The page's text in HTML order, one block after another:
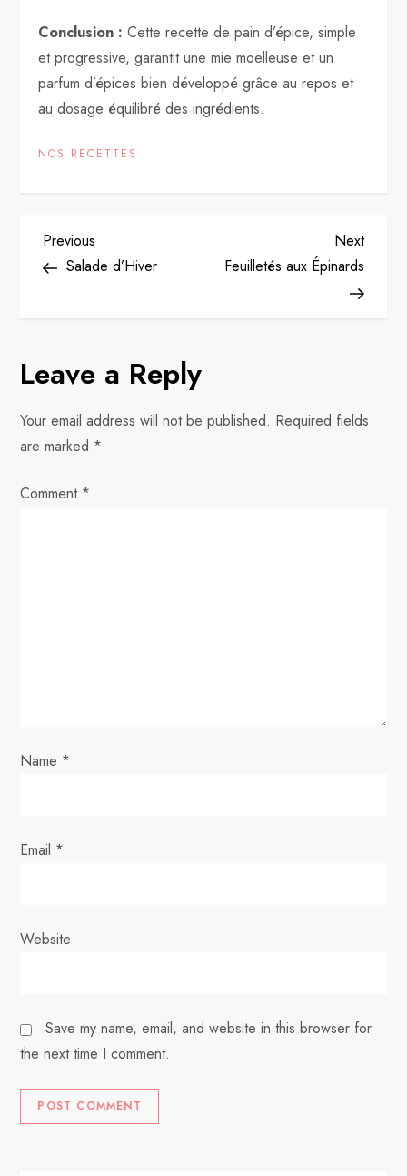
Conclusion : Cette recette de pain d’épice, simple
et progressive, garantit une mie moelleuse et un
parfum d’épices bien développé grâce au repos et
au dosage équilibré des ingrédients.
NOS RECETTES
P
t
n
a
v
o
Previous
Post
Previous
Salade d’Hiver
Next
Post
Next
Feuilletés aux Épinards
Leave a Reply
Your email address will not be published. Required fields
are marked *
Comment *
Name *
Email *
Website
Save my name, email, and website in this browser for
the next time I comment.